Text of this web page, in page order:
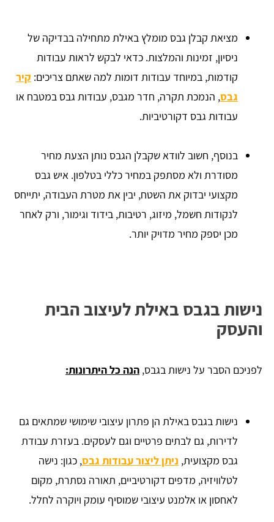
מציאת קבלן גבס מומלץ באילת מתחילה בבדיקה של
ניסיון, זמינות והמלצות. כדאי לבקש לראות עבודות
קודמות, במיוחד עבודות דומות למה שאתם צריכים: קיר
גבס, הנמכת תקרה, חדר מגבס, עבודות גבס במטבח או
עבודות גבס דקורטיביות.
בנוסף, חשוב לוודא שקבלן הגבס נותן הצעת מחיר
מסודרת ולא מסתפק במחיר כללי בטלפון. איש גבס
מקצועי יבדוק את השטח, יבין את מטרת העבודה, יתייחס
לנקודות חשמל, מיזוג, רטיבות, בידוד וגימור, ורק לאחר
מכן יספק מחיר מדויק יותר.
נישות בגבס באילת לעיצוב הבית
והעסק
לפניכם הסבר על נישות בגבס, הנה כל היתרונות:
נישות בגבס באילת הן פתרון עיצובי שימושי שמתאים גם
לדירות, גם לבתים פרטיים וגם לעסקים. בעזרת עבודת
גבס מקצועית, ניתן ליצור עבודות גבס, כגון: נישה
לטלוויזיה, מדפים דקורטיביים, תאורה נסתרת, מקום
לאחסון או אלמנט עיצובי שמוסיף עומק ויוקרה לחלל.